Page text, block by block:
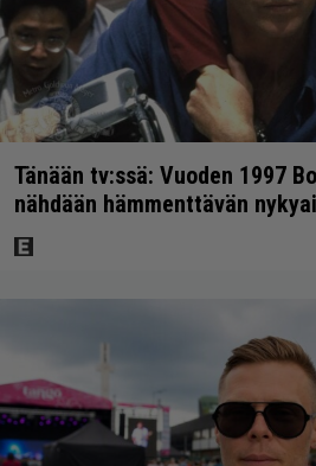
Tänään tv:ssä: Vuoden 1997
nähdään hämmenttävän